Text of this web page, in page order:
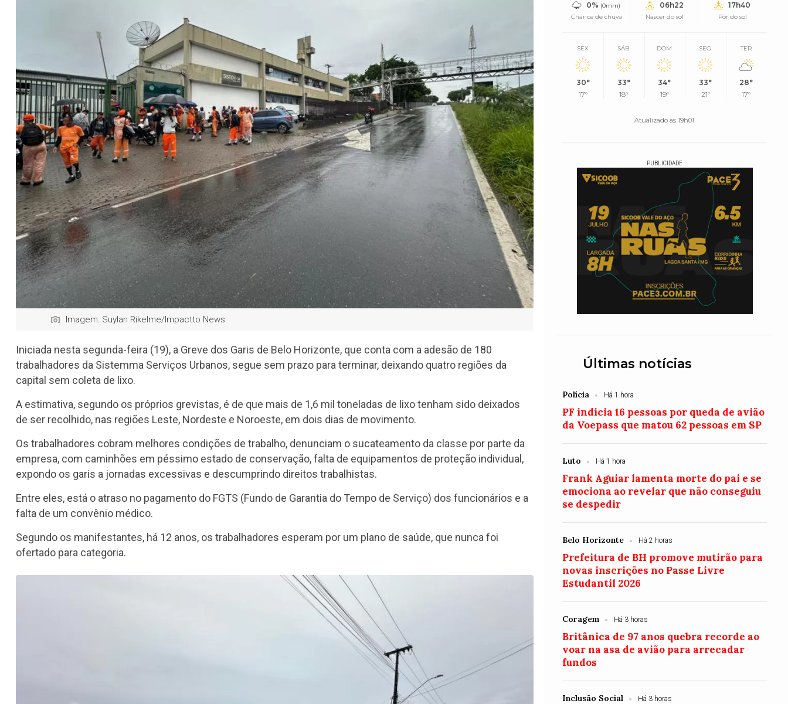
Imagem: Suylan Rikelme/Impactto News
Iniciada nesta segunda-feira (19), a Greve dos Garis de Belo Horizonte, que conta com a adesão de 180
trabalhadores da Sistemma Serviços Urbanos, segue sem prazo para terminar, deixando quatro regiões da
capital sem coleta de lixo.
A estimativa, segundo os próprios grevistas, é de que mais de 1,6 mil toneladas de lixo tenham sido deixados
de ser recolhido, nas regiões Leste, Nordeste e Noroeste, em dois dias de movimento.
Os trabalhadores cobram melhores condições de trabalho, denunciam o sucateamento da classe por parte da
empresa, com caminhões em péssimo estado de conservação, falta de equipamentos de proteção individual,
expondo os garis a jornadas excessivas e descumprindo direitos trabalhistas.
Entre eles, está o atraso no pagamento do FGTS (Fundo de Garantia do Tempo de Serviço) dos funcionários e a
falta de um convênio médico.
Segundo os manifestantes, há 12 anos, os trabalhadores esperam por um plano de saúde, que nunca foi
ofertado para categoria.
0% (0mm)
Chance de chuva
06h22
Nascer do sol
17h40
Pôr do sol
SEX
30°
17°
SÁB
33°
18°
DOM
34°
19°
SEG
33°
21°
TER
28°
17°
Atualizado às 19h01
PUBLICIDADE
Últimas notícias
Polícia Há 1 hora
PF indicia 16 pessoas por queda de avião
da Voepass que matou 62 pessoas em SP
Luto Há 1 hora
Frank Aguiar lamenta morte do pai e se
emociona ao revelar que não conseguiu
se despedir
Belo Horizonte Há 2 horas
Prefeitura de BH promove mutirão para
novas inscrições no Passe Livre
Estudantil 2026
Coragem Há 3 horas
Britânica de 97 anos quebra recorde ao
voar na asa de avião para arrecadar
fundos
Inclusão Social Há 3 horas